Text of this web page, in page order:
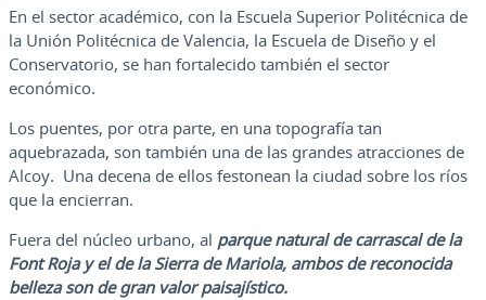
En el sector académico, con la Escuela Superior Politécnica de
la Unión Politécnica de Valencia, la Escuela de Diseño y el
Conservatorio, se han fortalecido también el sector
económico.
Los puentes, por otra parte, en una topografía tan
aquebrazada, son también una de las grandes atracciones de
Alcoy. Una decena de ellos festonean la ciudad sobre los ríos
que la encierran.
Fuera del núcleo urbano, al parque natural de carrascal de la
Font Roja y el de la Sierra de Mariola, ambos de reconocida
belleza son de gran valor paisajístico.